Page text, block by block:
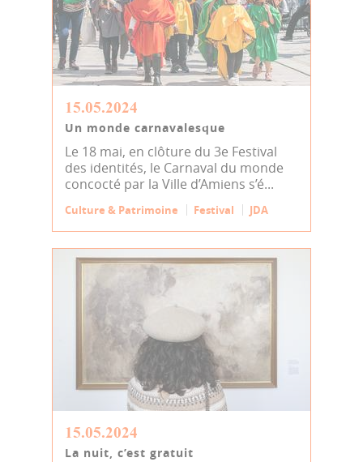
15.05.2024
Un monde carnavalesque
Le 18 mai, en clôture du 3e Festival
des identités, le Carnaval du monde
concocté par la Ville d’Amiens s’é...
Culture & Patrimoine Festival JDA
15.05.2024
La nuit, c’est gratuit